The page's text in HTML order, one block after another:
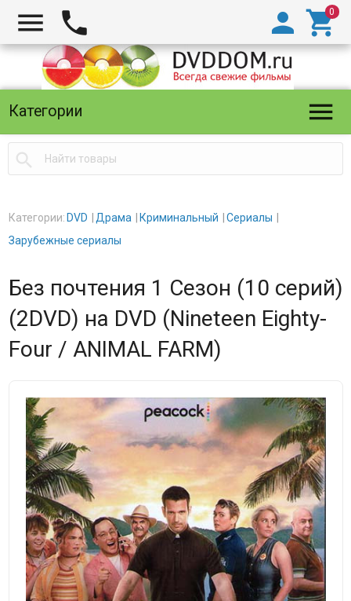
  

Категории 

Категории: DVD Драма Криминальный
Сериалы
Зарубежные сериалы
Без почтения 1 Сезон (10 серий)
(2DVD) на DVD (Nineteen Eighty-
Four / ANIMAL FARM)